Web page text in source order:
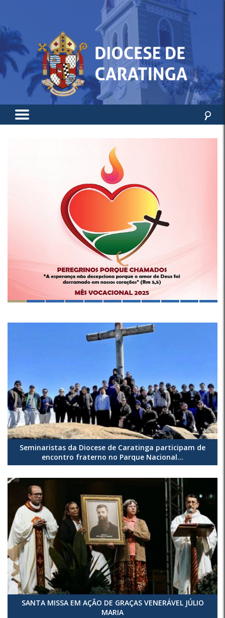
Seminaristas da Diocese de Caratinga participam de
encontro fraterno no Parque Nacional...
SANTA MISSA EM AÇÃO DE GRAÇAS VENERÁVEL JÚLIO
MARIA